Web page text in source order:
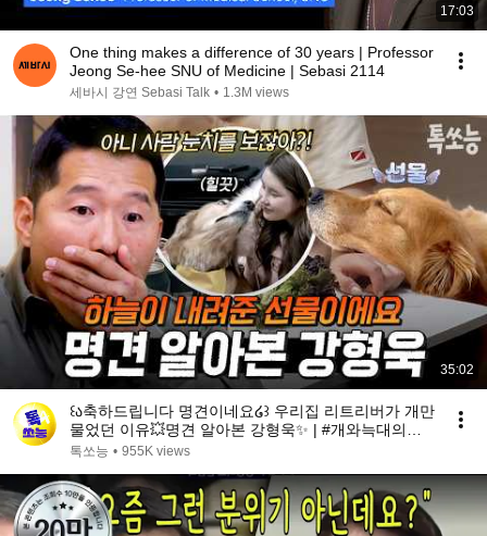
17:03
One thing makes a difference of 30 years | Professor
Jeong Se-hee SNU of Medicine | Sebasi 2114
세바시 강연 Sebasi Talk • 1.3M views
35:02
꒰ა축하드립니다 명견이네요໒꒱ 우리집 리트리버가 개만
물었던 이유💥명견 알아본 강형욱✨ | #개와늑대의시
간2 6회
톡쏘능 • 955K views